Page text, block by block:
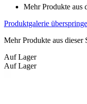
Mehr Produkte aus
Produktgalerie
Mehr Produkte aus dieser